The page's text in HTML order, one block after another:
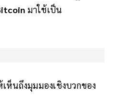
มาใช้เป็น
ห็นถึงมุมมองเชิงบวกของ